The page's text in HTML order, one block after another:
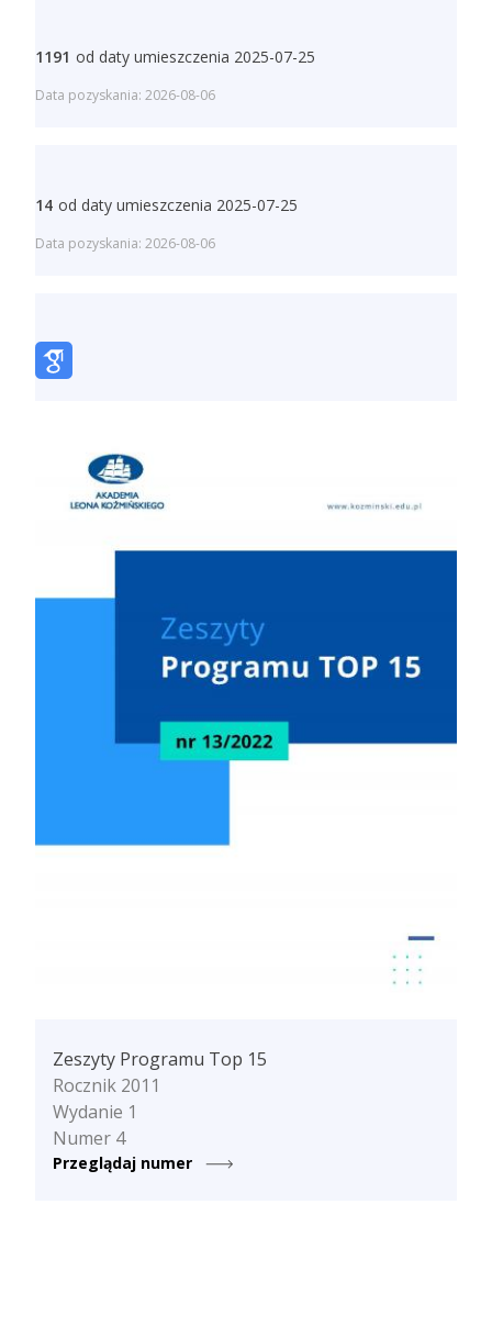
Zeszyty Programu Top 15
Rocznik 2011
Wydanie 1
Numer 4
Przeglądaj numer
1191 od daty umieszczenia 2025-07-25
Data pozyskania: 2026-08-06
14 od daty umieszczenia 2025-07-25
Data pozyskania: 2026-08-06